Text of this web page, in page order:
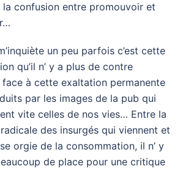
la confusion entre promouvoir et
un peu parfois c’est cette
qu’il n’ y a plus de contre
à cette exaltation permanente
par les images de la pub qui
vite celles de nos vies… Entre la
des insurgés qui viennent et
orgie de la consommation, il n’ y
de place pour une critique